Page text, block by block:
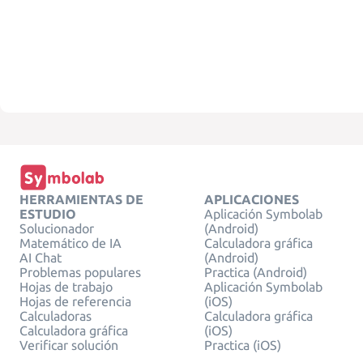
HERRAMIENTAS DE
ESTUDIO
Solucionador
Matemático de IA
AI Chat
Problemas populares
Hojas de trabajo
Hojas de referencia
Calculadoras
Calculadora gráfica
Verificar solución
APLICACIONES
Aplicación Symbolab
(Android)
Calculadora gráfica
(Android)
Practica (Android)
Aplicación Symbolab
(iOS)
Calculadora gráfica
(iOS)
Practica (iOS)